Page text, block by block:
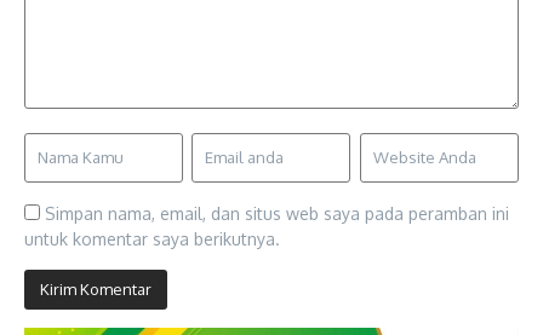
Simpan nama, email, dan situs web saya pada peramban ini
untuk komentar saya berikutnya.